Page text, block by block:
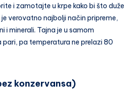
i zamotajte u krpe kako bi što duže
verovatno najbolji način pripreme,
i minerali. Tajna je u samom
pari, pa temperatura ne prelazi 80
konzervansa)